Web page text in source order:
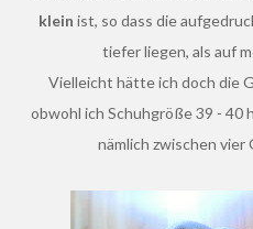
klein ist, so dass die
tiefer liegen, als auf
Vielleicht hätte ich doch die Größe 43 - 46 nehmen sollen,
obwohl ich Schuhgröße 39 - 40
nämlich zwischen